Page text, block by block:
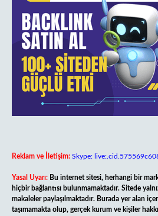
Reklam ve İletişim: Skype:
Yasal Uyarı: Bu internet sitesi, herhangi bir
hiçbir bağlantısı bulunmamaktadır. Sitede
makaleler paylaşılmaktadır. Burada yer alan
taşımamakta olup, gerçek kurum ve kişiler